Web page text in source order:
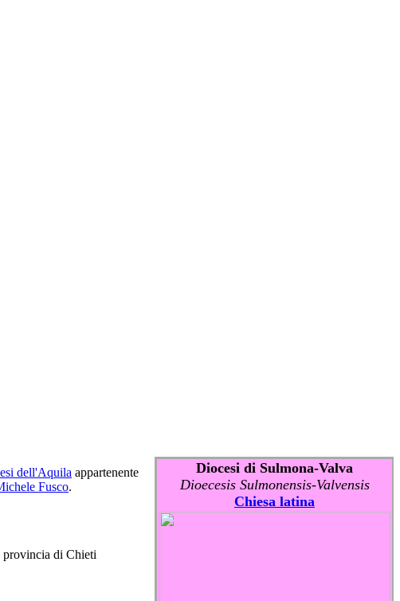
Diocesi di Sulmona-Valva
Dioecesis Sulmonensis-Valvensis
Chiesa latina
dell'Aquila appartenente
Fusco.
di Chieti